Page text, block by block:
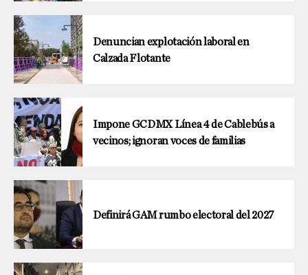
Denuncian explotación laboral en
Calzada Flotante
Impone GCDMX Línea 4 de Cablebús a
vecinos; ignoran voces de familias
Definirá GAM rumbo electoral del 2027